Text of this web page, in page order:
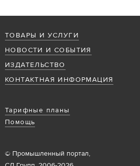
ТОВАРЫ И УСЛУГИ
НОВОСТИ И СОБЫТИЯ
ИЗДАТЕЛЬСТВО
КОНТАКТНАЯ ИНФОРМАЦИЯ
Тарифные планы
Помощь
© Промышленный портал,